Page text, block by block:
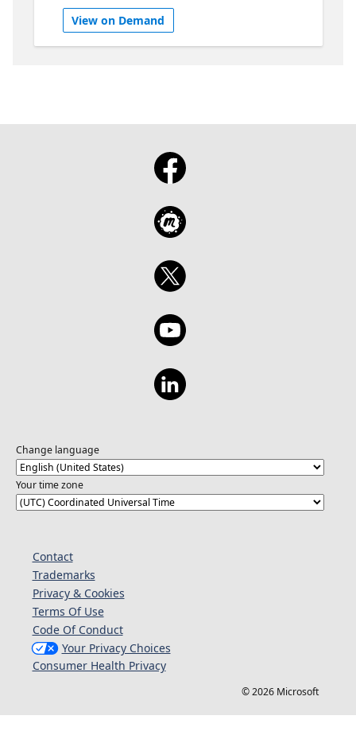
samples/copilot-nodejs-todo/main/docs//?
wt.mc_id=1reg_22128_webpage_reactor
https://learn.microsoft.com/training/modules/explore-
View on Demand
Change language
Your time zone
Contact
Trademarks
Privacy & Cookies
Terms Of Use
Code Of Conduct
Your Privacy Choices
Consumer Health Privacy
© 2026 Microsoft